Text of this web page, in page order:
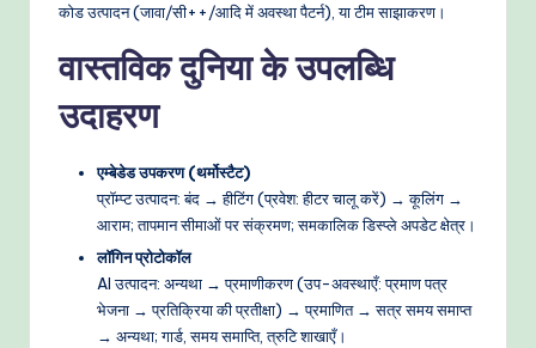
कोड उत्पादन (जावा/सी++/आदि में अवस्था पैटर्न), या टीम साझाकरण।
वास्तविक दुनिया के उपलब्धि
उदाहरण
एम्बेडेड उपकरण (थर्मोस्टैट)
प्रॉम्प्ट उत्पादन: बंद → हीटिंग (प्रवेश: हीटर चालू करें) → कूलिंग →
आराम; तापमान सीमाओं पर संक्रमण; समकालिक डिस्प्ले अपडेट क्षेत्र।
लॉगिन प्रोटोकॉल
AI उत्पादन: अन्यथा → प्रमाणीकरण (उप-अवस्थाएँ: प्रमाण पत्र
भेजना → प्रतिक्रिया की प्रतीक्षा) → प्रमाणित → सत्र समय समाप्त
→ अन्यथा; गार्ड, समय समाप्ति, त्रुटि शाखाएँ।